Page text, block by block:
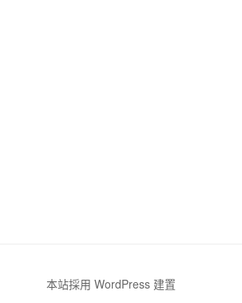
本站採用 WordPress 建置